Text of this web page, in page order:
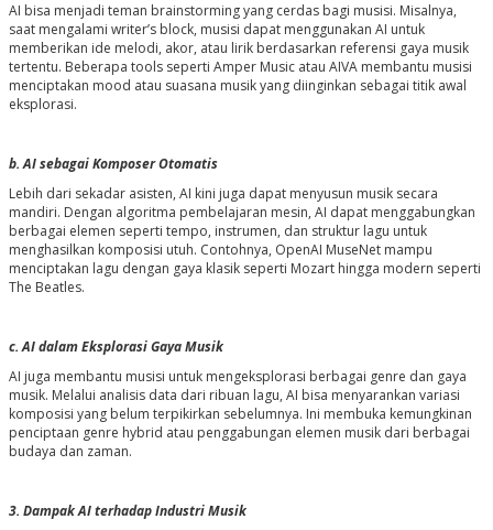
AI bisa menjadi teman brainstorming yang cerdas bagi musisi. Misalnya,
saat mengalami writer’s block, musisi dapat menggunakan AI untuk
memberikan ide melodi, akor, atau lirik berdasarkan referensi gaya musik
tertentu. Beberapa tools seperti Amper Music atau AIVA membantu musisi
menciptakan mood atau suasana musik yang diinginkan sebagai titik awal
eksplorasi.
b. AI sebagai Komposer Otomatis
Lebih dari sekadar asisten, AI kini juga dapat menyusun musik secara
mandiri. Dengan algoritma pembelajaran mesin, AI dapat menggabungkan
berbagai elemen seperti tempo, instrumen, dan struktur lagu untuk
menghasilkan komposisi utuh. Contohnya, OpenAI MuseNet mampu
menciptakan lagu dengan gaya klasik seperti Mozart hingga modern seperti
The Beatles.
c. AI dalam Eksplorasi Gaya Musik
AI juga membantu musisi untuk mengeksplorasi berbagai genre dan gaya
musik. Melalui analisis data dari ribuan lagu, AI bisa menyarankan variasi
komposisi yang belum terpikirkan sebelumnya. Ini membuka kemungkinan
penciptaan genre hybrid atau penggabungan elemen musik dari berbagai
budaya dan zaman.
3. Dampak AI terhadap Industri Musik